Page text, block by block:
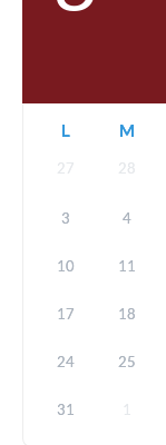
L M
27 28
3 4
10 11
17 18
24 25
31 1